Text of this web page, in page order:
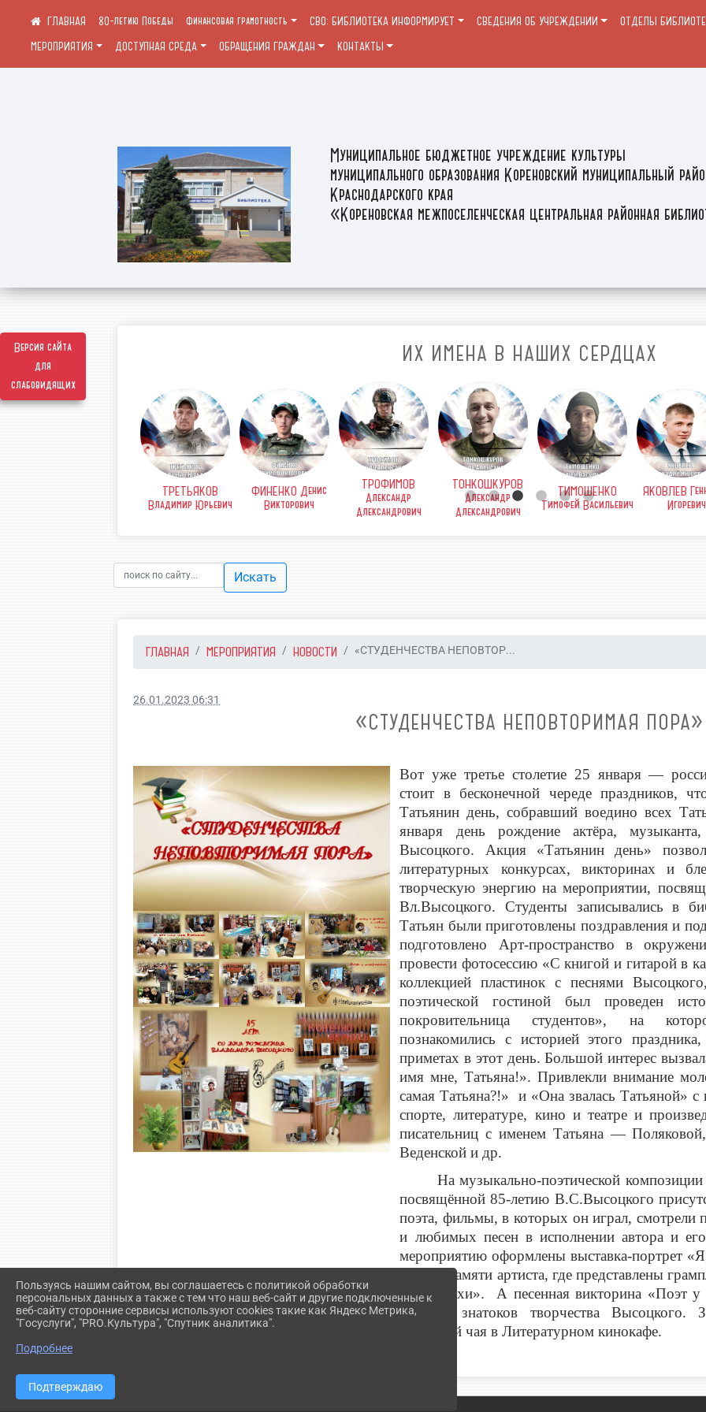
Версия сайта
для
слабовидящих
Муниципальное бюджетное учреждение культуры
муниципального образования Кореновский муниципальный
Краснодарского края
«Кореновская межпоселенческая центральная районная
80-летию Победы Финансовая грамотность СВО: БИБЛИОТЕКА ИНФОРМИРУЕТ СВЕДЕНИЯ ОБ УЧРЕЖДЕНИИ ОТДЕЛЫ
МЕРОПРИЯТИЯ
ДОСТУПНАЯ СРЕДА ОБРАЩЕНИЯ ГРАЖДАН КОНТАКТЫ
ИХ ИМЕНА В НАШИХ СЕРДЦАХ
ТРОФИМОВ
Александр
Александрович
ТОНКОШКУРОВ
Александр
Александрович
ТИМОШЕНКО
Тимофей Васильевич
ЯКОВЛЕВ Геннадий
Игоревич
ТЕРТЫЧНЫЙ Игорь
Дмитриевич
ТЕРЕЩЕНКО
Евгеньевич
Искать
ГЛАВНАЯ МЕРОПРИЯТИЯ НОВОСТИ «СТУДЕНЧЕСТВА НЕПОВТОР...
26.01.2023 06:31
«СТУДЕНЧЕСТВА НЕПОВТОРИМАЯ ПОРА»
Вот уже третье столетие 25 января —
стоит в бесконечной череде праздников,
Татьянин день, собравший воедино всех
января день рождение актёра,
Высоцкого. Акция «Татьянин день»
литературных конкурсах, викторинах и
творческую энергию на мероприятии,
Вл.Высоцкого. Студенты записывались в
Татьян были приготовлены поздравления и
подготовлено Арт-пространство в
провести фотосессию «С книгой и гитарой в
коллекцией пластинок с песнями
поэтической гостиной был проведен
покровительница студентов», на
познакомились с историей этого
приметах в этот день. Большой интерес
имя мне, Татьяна!». Привлекли внимание
самая Татьяна?!» и «Она звалась Татьяной»
спорте, литературе, кино и театре и
писательниц с именем Татьяна —
Веденской и др.
На музыкально-поэтической
посвящённой 85-летию В.С.Высоцкого
поэта, фильмы, в которых он играл, смотрели
и любимых песен в исполнении автора и
мероприятию оформлены выставка-портрет
уголок памяти артиста, где представлены
нерв эпохи». А песенная викторина «Поэт у
лучших знатоков творчества Высоцкого.
чашечкой чая в Литературном кинокафе.
Пользуясь нашим сайтом, вы соглашаетесь с политикой обработки
персональных данных а также с тем что наш веб-сайт и другие подключенные к
веб-сайту сторонние сервисы используют cookies такие как Яндекс Метрика,
"Госуслуги", "PRO.Культура", "Спутник аналитика".
Подробнее
Подтверждаю